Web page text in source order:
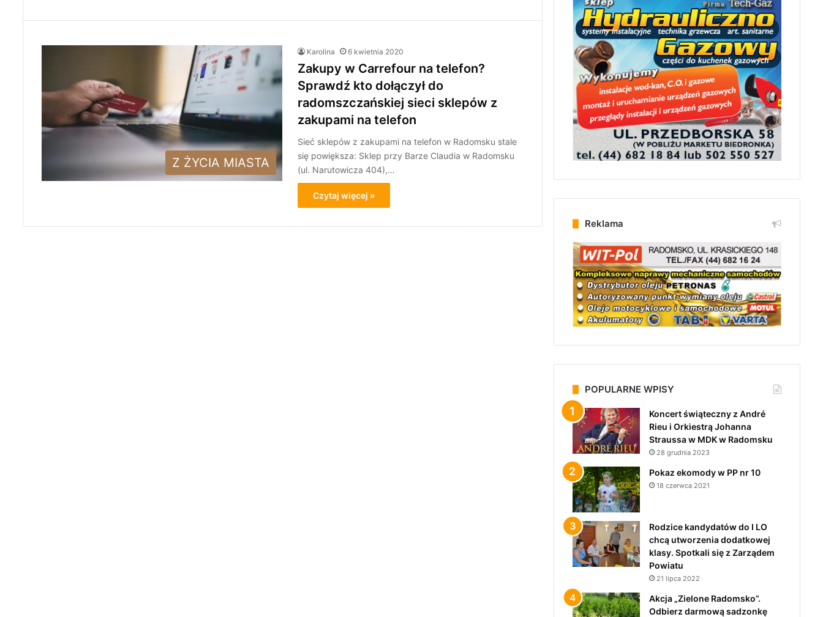
Z ŻYCIA MIASTA
Karolina 6 kwietnia 2020
Zakupy w Carrefour na telefon?
Sprawdź kto dołączył do
radomszczańskiej sieci sklepów z
zakupami na telefon
Sieć sklepów z zakupami na telefon w Radomsku stale
się powiększa: Sklep przy Barze Claudia w Radomsku
(ul. Narutowicza 404),…
Czytaj więcej »
Reklama
POPULARNE WPISY
Koncert świąteczny z André
Rieu i Orkiestrą Johanna
Straussa w MDK w Radomsku
28 grudnia 2023
Pokaz ekomody w PP nr 10
18 czerwca 2021
Rodzice kandydatów do I LO
chcą utworzenia dodatkowej
klasy. Spotkali się z Zarządem
Powiatu
21 lipca 2022
Akcja „Zielone Radomsko”.
Odbierz darmową sadzonkę